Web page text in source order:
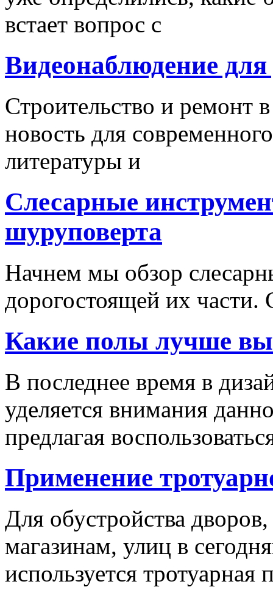
встает вопрос с
Видеонаблюдение
Строительство и ремонт
новость для
литературы и
Слесарные
шуруповерта
Начнем мы обзор
дорогостоящей их части.
Какие полы лучше
В последнее время в
уделяется внимания
предлагая
Применение
Для обустройства
магазинам, улиц в
используется тротуарная